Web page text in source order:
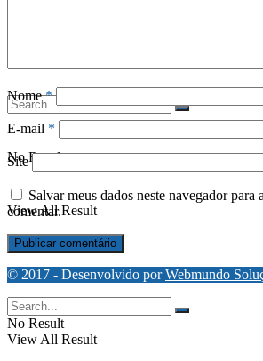
No Result
View All Result
Nome*
E-mail *
Site
Salvar meus dados neste navegador para
comentar.
© 2017 - Desenvolvido porWebmundo
No Result
View All Result